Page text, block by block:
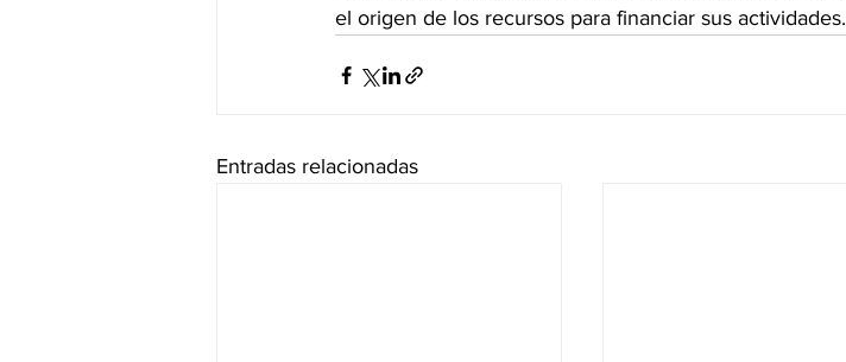
el origen de los recursos para financiar sus actividades.
Entradas relacionadas